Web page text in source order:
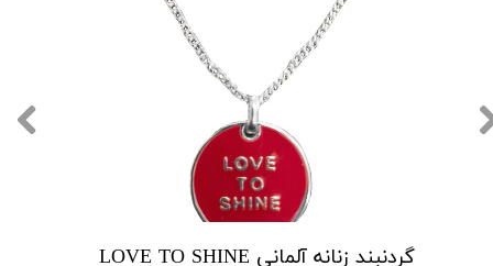
گردنبند زنانه آلمانی LOVE TO SHINE